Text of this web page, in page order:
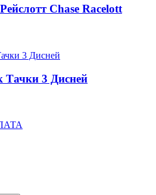
Chase Racelott
3 Дисней